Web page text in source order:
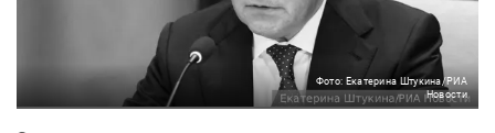
Фото: Екатерина Штукина/РИА
Новости